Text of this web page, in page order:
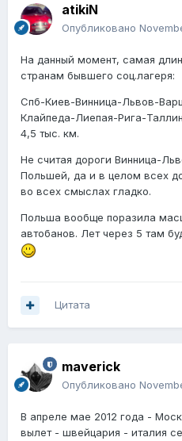
atikiN
Опубликовано
На данный момент, самая
странам бывшего соц.лагеря:
Спб-Киев-Винница-Львов-
Клайпеда-Лиепая-Рига-
4,5 тыс. км.
Не считая дороги Винница-
Польшей, да и в целом всех
во всех смыслах гладко.
Польша вообще поразила
автобанов. Лет через 5 там
Цитата
maverick
Опубликовано
В апреле мае 2012 года -
вылет - швейцария - италия